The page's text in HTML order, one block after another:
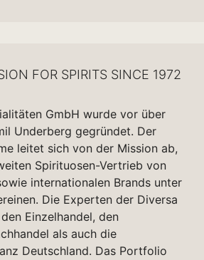
FOR SPIRITS SINCE 1972
GmbH wurde vor über
Underberg gegründet. Der
leitet sich von der Mission ab,
Spirituosen-Vertrieb von
internationalen Brands unter
Die Experten der Diversa
Einzelhandel, den
als auch die
Deutschland. Das Portfolio